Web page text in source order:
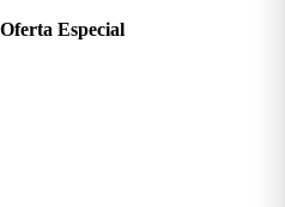
Oferta Especial